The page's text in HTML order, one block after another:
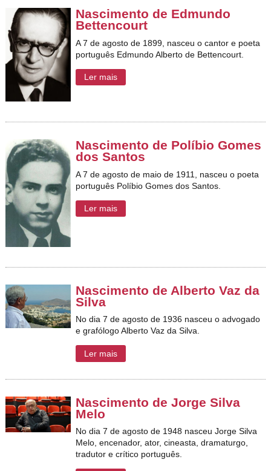
Nascimento de Edmundo
Bettencourt
A 7 de agosto de 1899, nasceu o cantor e poeta
português Edmundo Alberto de Bettencourt.
Ler mais
Nascimento de Políbio Gomes
dos Santos
A 7 de agosto de maio de 1911, nasceu o poeta
português Políbio Gomes dos Santos.
Ler mais
Nascimento de Alberto Vaz da
Silva
No dia 7 de agosto de 1936 nasceu o advogado
e grafólogo Alberto Vaz da Silva.
Ler mais
Nascimento de Jorge Silva
Melo
No dia 7 de agosto de 1948 nasceu Jorge Silva
Melo, encenador,ator,cineasta,dramaturgo,
tradutor ecrítico português.